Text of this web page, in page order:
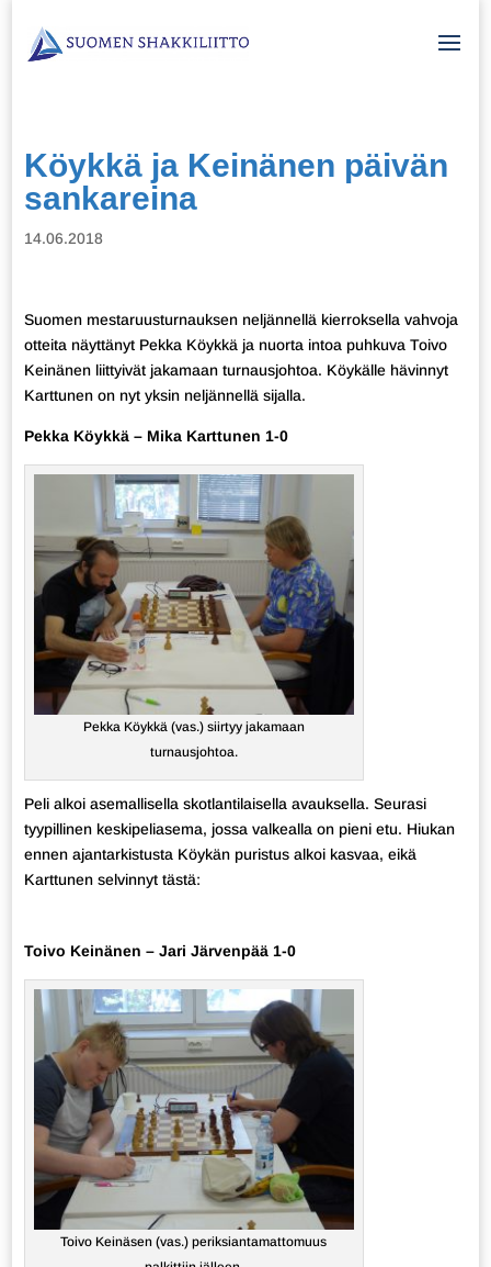
Köykkä ja Keinänen päivän
sankareina
14.06.2018
Suomen mestaruusturnauksen neljännellä kierroksella vahvoja
otteita näyttänyt Pekka Köykkä ja nuorta intoa puhkuva Toivo
Keinänen liittyivät jakamaan turnausjohtoa. Köykälle hävinnyt
Karttunen on nyt yksin neljännellä sijalla.
Pekka Köykkä – Mika Karttunen 1-0
Pekka Köykkä (vas.) siirtyy jakamaan
turnausjohtoa.
Peli alkoi asemallisella skotlantilaisella avauksella. Seurasi
tyypillinen keskipeliasema, jossa valkealla on pieni etu. Hiukan
ennen ajantarkistusta Köykän puristus alkoi kasvaa, eikä
Karttunen selvinnyt tästä:
Toivo Keinänen – Jari Järvenpää 1-0
Toivo Keinäsen (vas.) periksiantamattomuus